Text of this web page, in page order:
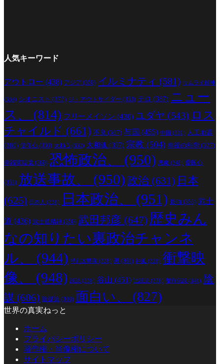
人気キーワード
アウトロー (438) アジア (350) イルミナティ (581) サムライ精神
(334) シオニスト (377) ジ・アウトサイダー (353) テロ (387) ニュー
ス、
(814) フリーメイソン (430) ユダヤ (543) ロス
チャイルド (661) 不良 (367) 与国 (455) 中国 (330)
人工地震
(380) 信仰心 (350) 大和心 (332) 大和魂 (397) 宗教 (504) 幸福の科学 (377)
幸福実現党 (360) 恐怖政治、 (950) 悪魔 (340) 愛国心
(351) 放送事故、 (950) 政治 (631) 日本
(625) 日本人 (336) 日本政治、 (951) 最強 (353) 武士
道 (436) 武士道精神 (356) 武田邦彦 (647) 歴史みん
なの知りたい裏政治チャンネ
ル、
(944) 特別攻撃隊 (328) 男 (361) 神風 (328) 衝撃映
像、
(948) 説法 (336) 谷山 (451) 辻説法 (336) 都市伝説 (341) 陰
謀 (606) 陰謀論 (360) 面白い、 (827)
世界の真実ねっと
ホーム
プライバシーポリシー
著作権・肖像権について
サイトマップ